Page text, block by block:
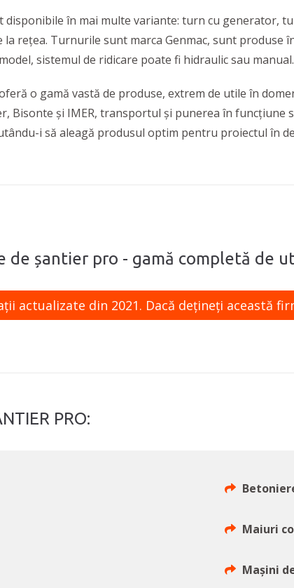
disponibile în mai multe variante: turn cu generator,
rețea. Turnurile sunt marca Genmac, sunt produse
sistemul de ridicare poate fi hidraulic sau manual.
oferă o gamă vastă de produse, extrem de utile în
Bisonte și IMER, transportul și punerea în
i să aleagă produsul optim pentru proiectul în
șantier pro - gamă completă de
actualizate din 2021. Dacă dețineți această
PRO:
Maiuri
Mașini